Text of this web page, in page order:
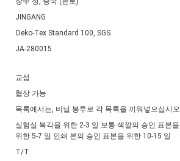
JINGANG
Oeko-Tex Standard 100, SGS
JA-280015
교섭
협상 가능
목록에서는, 비닐 봉투로 각 목록을 끼워넣으십시오
실험실 복각을 위한 2-3 일 보통 색깔의 승인 표본을
위한 5-7 일 인쇄 본의 승인 표본을 위한 10-15 일
T/T